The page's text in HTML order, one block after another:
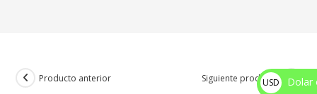
Producto anterior Siguiente producto
USD
Dolar